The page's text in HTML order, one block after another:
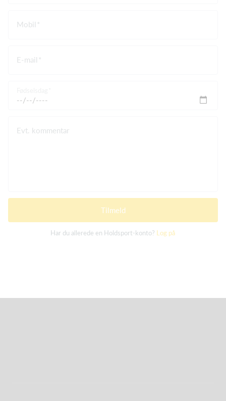
Mobil
E-mail
Evt. kommentar
Tilmeld
Har du allerede en Holdsport-konto? Log på